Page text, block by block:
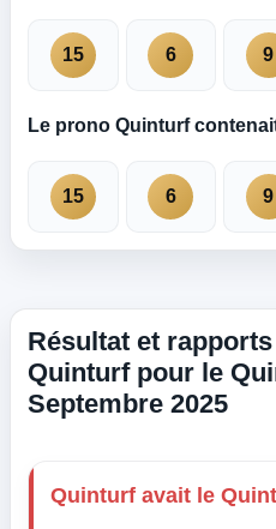
15 6 9
Le prono Quinturf
15 6 9
Résultat et
Quinturf pour le
Septembre 2025
Quinturf avait le